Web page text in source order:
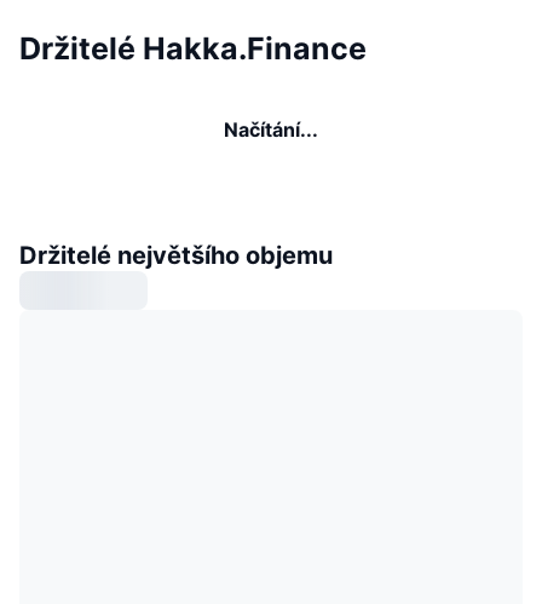
Držitelé Hakka.Finance
Načítání...
Držitelé největšího objemu